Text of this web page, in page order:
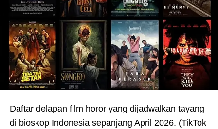
Daftar delapan film horor yang dijadwalkan tayang
di bioskop Indonesia sepanjang April 2026. (TikTok